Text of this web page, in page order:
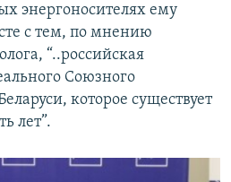
энергоносителях ему
с тем, по мнению
“..российская
Союзного
которое существует
лет”.